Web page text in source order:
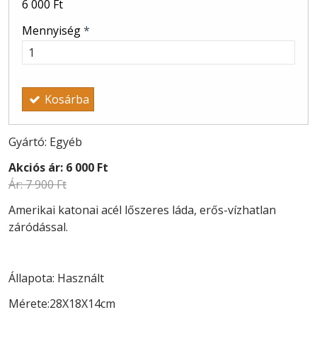
6 000 Ft
Mennyiség*
Kosárba
Gyártó: Egyéb
Akciós ár: 6 000 Ft
Ár:7 900 Ft
Amerikai katonai acél lőszeres láda, erős-vízhatlan
záródással.
Állapota: Használt
Mérete:28X18X14cm